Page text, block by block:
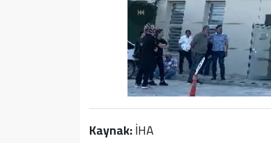
Kaynak:İHA